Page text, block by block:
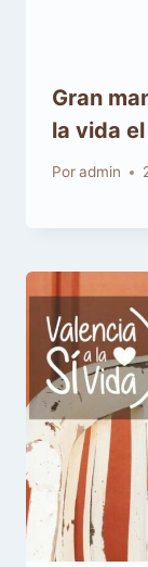
Gran
la vida
Poradmin